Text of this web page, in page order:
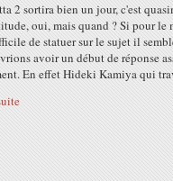
2 sortira bien un jour, c'est
oui, mais quand ? Si pour le
de statuer sur le sujet il
avoir un début de réponse
En effet Hideki Kamiya qui